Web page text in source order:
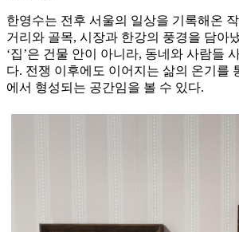
한영수는 전후 서울의 일상을 기록해온
거리와 골목, 시장과 한강의 풍경을 담아
‘집’은 건물 안이 아니라, 동네와 사람들
다. 전쟁 이후에도 이어지는 삶의 온기를
에서 형성되는 공간임을 볼 수 있다.